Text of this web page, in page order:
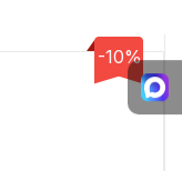
-10%